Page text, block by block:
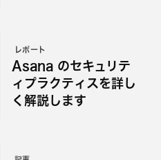
レポート
Asana のセキュリテ
ィプラクティスを詳し
く解説します